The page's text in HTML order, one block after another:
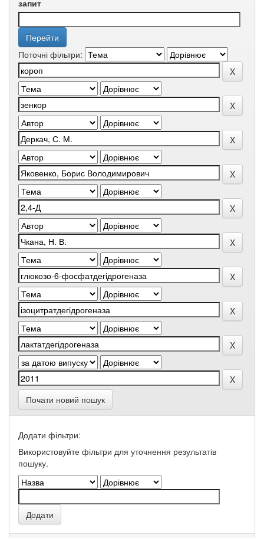
запит
Поточні фільтри:
Почати новий пошук
Додати фільтри:
Використовуйте фільтри для уточнення результатів
пошуку.